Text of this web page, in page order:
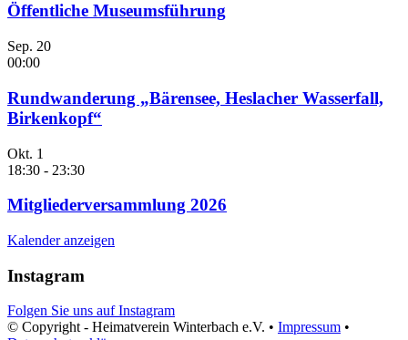
Öffentliche Museumsführung
Sep. 20
00:00
Rundwanderung „Bärensee, Heslacher Wasserfall,
Birkenkopf“
Okt. 1
18:30 - 23:30
Mitgliederversammlung 2026
Kalender anzeigen
Instagram
Folgen Sie uns auf Instagram
© Copyright - Heimatverein Winterbach e.V. • Impressum •